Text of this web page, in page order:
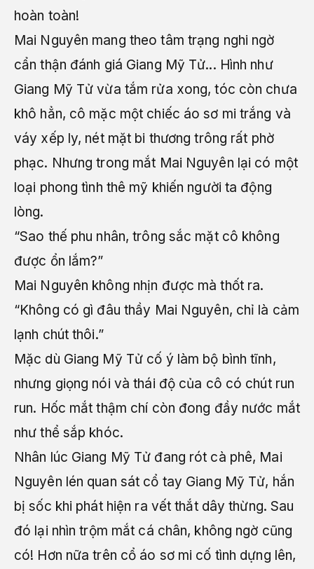
hoàn toàn!
Mai Nguyên mang theo tâm trạng nghi ngờ
cẩn thận đánh giá Giang Mỹ Tử... Hình như
Giang Mỹ Tử vừa tắm rửa xong, tóc còn chưa
khô hẳn, cô mặc một chiếc áo sơ mi trắng và
váy xếp ly, nét mặt bi thương trông rất phờ
phạc. Nhưng trong mắt Mai Nguyên lại có một
loại phong tình thê mỹ khiến người ta động
lòng.
“Sao thế phu nhân, trông sắc mặt cô không
được ổn lắm?”
Mai Nguyên không nhịn được mà thốt ra.
“Không có gì đâu thầy Mai Nguyên, chỉ là cảm
lạnh chút thôi.”
Mặc dù Giang Mỹ Tử cố ý làm bộ bình tĩnh,
nhưng giọng nói và thái độ của cô có chút run
run. Hốc mắt thậm chí còn đong đầy nước mắt
như thể sắp khóc.
Nhân lúc Giang Mỹ Tử đang rót cà phê, Mai
Nguyên lén quan sát cổ tay Giang Mỹ Tử, hắn
bị sốc khi phát hiện ra vết thắt dây thừng. Sau
đó lại nhìn trộm mắt cá chân, không ngờ cũng
có! Hơn nữa trên cổ áo sơ mi cố tình dựng lên,